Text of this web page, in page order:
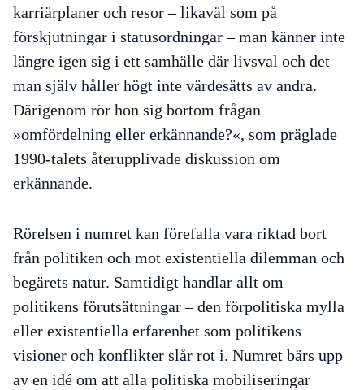
karriärplaner och resor – likaväl som på
förskjutningar i statusordningar – man känner inte
längre igen sig i ett samhälle där livsval och det
man själv håller högt inte värdesätts av andra.
Därigenom rör hon sig bortom frågan
»omfördelning eller erkännande?«, som präglade
1990-talets återupplivade diskussion om
erkännande.
Rörelsen i numret kan förefalla vara riktad bort
från politiken och mot existentiella dilemman och
begärets natur. Samtidigt handlar allt om
politikens förutsättningar – den förpolitiska mylla
eller existentiella erfarenhet som politikens
visioner och konflikter slår rot i. Numret bärs upp
av en idé om att alla politiska mobiliseringar